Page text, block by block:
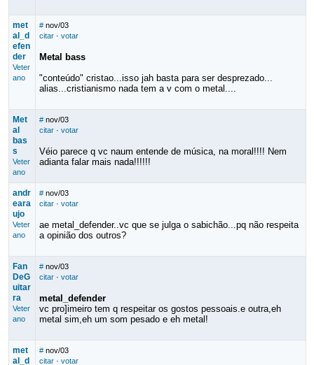
met
al_d
efen
der
Veter
ano
# nov/03
citar· votar
Metal bass
"conteúdo" cristao...isso jah basta para ser desprezado...
alias...cristianismo nada tem a v com o metal....
Met
al
bas
s
Veter
ano
# nov/03
citar· votar
Véio parece q vc naum entende de música, na moral!!!! Nem
adianta falar mais nada!!!!!!
andr
eara
ujo
Veter
ano
# nov/03
citar· votar
ae metal_defender..vc que se julga o sabichão...pq não respeita
a opinião dos outros?
Fan
DeG
uitar
ra
Veter
ano
# nov/03
citar· votar
metal_defender
vc pro]imeiro tem q respeitar os gostos pessoais.e outra,eh
metal sim,eh um som pesado e eh metal!
met
al_d
# nov/03
citar· votar